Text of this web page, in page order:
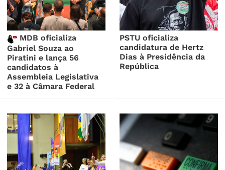
MDB oficializa
Gabriel Souza ao
Piratini e lança 56
candidatos à
Assembleia Legislativa
e 32 à Câmara Federal
PSTU oficializa
candidatura de Hertz
Dias à Presidência da
República